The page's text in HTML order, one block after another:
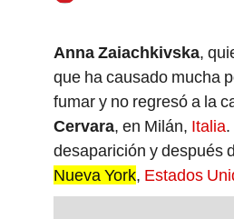
Anna Zaiachkivska,
que ha causado mucha
fumar y no regresó a la
Cervara, en Milán, Italia
desaparición y después
Nueva York, Estados